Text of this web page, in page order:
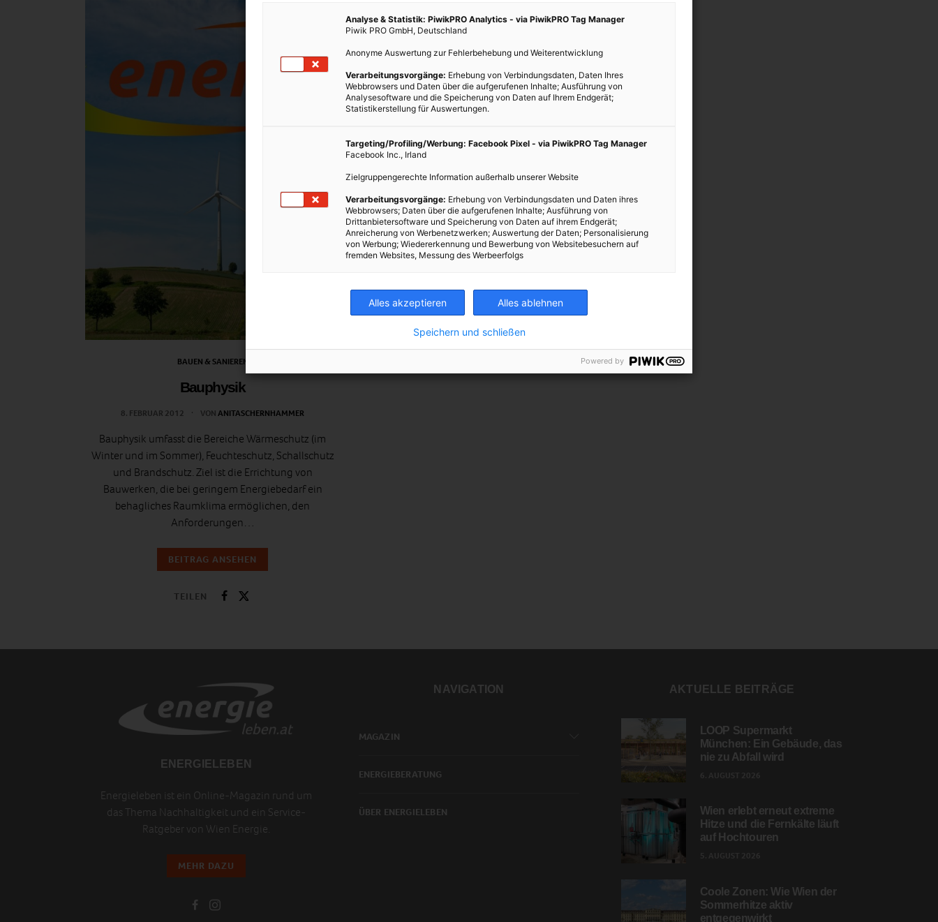
BAUEN & SANIEREN
Bauphysik
8. FEBRUAR 2012 VONANITASCHERNHAMMER
Bauphysik umfasst die Bereiche Wärmeschutz (im
Winter und im Sommer), Feuchteschutz, Schallschutz
und Brandschutz. Ziel ist die Errichtung von
Bauwerken, die bei geringem Energiebedarf ein
behagliches Raumklima ermöglichen, den
Anforderungen…
BEITRAG ANSEHEN
TEILEN
BEITRAG ANSEHEN
ENERGIELEBEN
Energieleben ist ein Online-Magazin rund um
das Thema Nachhaltigkeit und ein Service-
Ratgeber von Wien Energie.
MEHR DAZU
NAVIGATION
MAGAZIN
ENERGIEBERATUNG
ÜBER ENERGIELEBEN
AKTUELLE BEITRÄGE
LOOP Supermarkt
München: Ein Gebäude, das
nie zu Abfall wird
Wien erlebt erneut extreme
Hitze und die Fernkälte läuft
auf Hochtouren
Coole Zonen: Wie Wien der
Sommerhitze aktiv
entgegenwirkt
Analyse & Statistik: PiwikPRO Analytics - via PiwikPRO Tag Manager
Piwik PRO GmbH, Deutschland
Anonyme Auswertung zur Fehlerbehebung und Weiterentwicklung
Verarbeitungsvorgänge: Erhebung von Verbindungsdaten, Daten Ihres
Webbrowsers und Daten über die aufgerufenen Inhalte; Ausführung von
Analysesoftware und die Speicherung von Daten auf Ihrem Endgerät;
Statistikerstellung für Auswertungen.
Targeting/Profiling/Werbung: Facebook Pixel - via PiwikPRO Tag Manager
Facebook Inc., Irland
Zielgruppengerechte Information außerhalb unserer Website
Verarbeitungsvorgänge: Erhebung von Verbindungsdaten und Daten ihres
Webbrowsers; Daten über die aufgerufenen Inhalte; Ausführung von
Drittanbietersoftware und Speicherung von Daten auf ihrem Endgerät;
Anreicherung von Werbenetzwerken; Auswertung der Daten; Personalisierung
von Werbung; Wiedererkennung und Bewerbung von Websitebesuchern auf
fremden Websites, Messung des Werbeerfolgs
Alles akzeptieren Alles ablehnen
Speichern und schließen
Powered by